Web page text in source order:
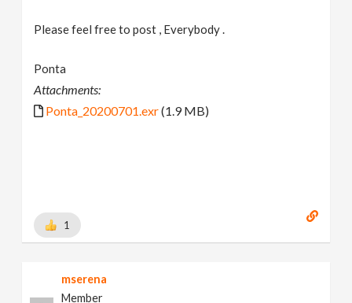
Please feel free to post , Everybody .
Ponta
Attachments:
Ponta_20200701.exr(1.9 MB)
1
mserena
Member